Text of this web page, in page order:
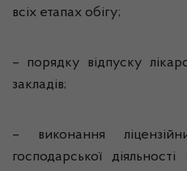
всіх етапах обігу;
– порядку відпуску
закладів;
– виконання
господарської